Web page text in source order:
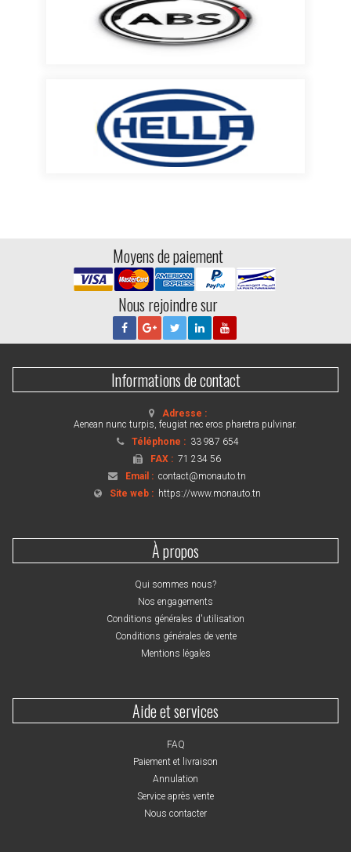
Moyens de paiement
Nous rejoindre sur
Informations de contact
Adresse :
Aenean nunc turpis, feugiat nec eros pharetra pulvinar.
Téléphone : 33 987 654
FAX :71 234 56
Email :contact@monauto.tn
Site web : https://www.monauto.tn
À propos
Qui sommes nous?
Nos engagements
Conditions générales d'utilisation
Conditions générales de vente
Mentions légales
Aide et services
FAQ
Paiement et livraison
Annulation
Service après vente
Nous contacter